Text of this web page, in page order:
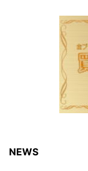
NEWS